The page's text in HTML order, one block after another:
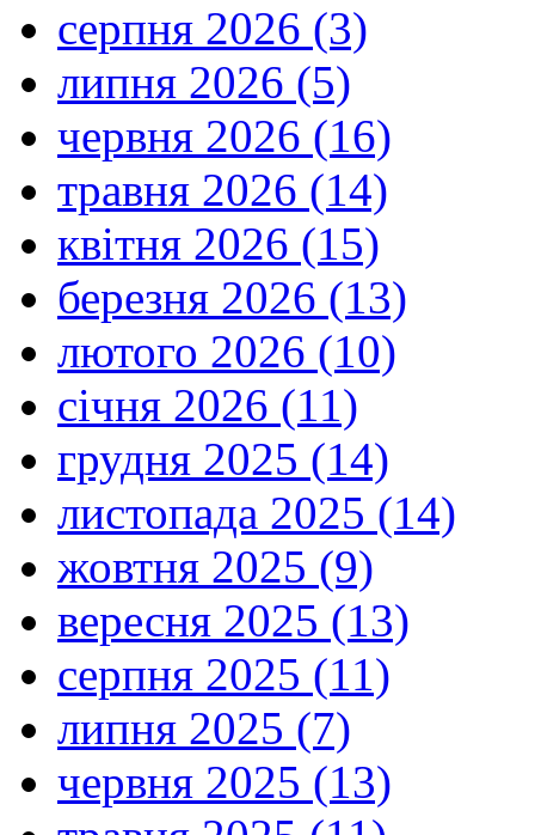
серпня 2026 (3)
липня 2026 (5)
червня 2026 (16)
травня 2026 (14)
квітня 2026 (15)
березня 2026 (13)
лютого 2026 (10)
січня 2026 (11)
грудня 2025 (14)
листопада 2025 (14)
жовтня 2025 (9)
вересня 2025 (13)
серпня 2025 (11)
липня 2025 (7)
червня 2025 (13)